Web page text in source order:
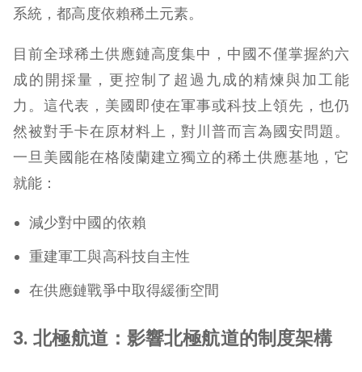
系統，都高度依賴稀土元素。
目前全球稀土供應鏈高度集中，中國不僅掌握約六
成的開採量，更控制了超過九成的精煉與加工能
力。這代表，美國即使在軍事或科技上領先，也仍
然被對手卡在原材料上，對川普而言為國安問題。
一旦美國能在格陵蘭建立獨立的稀土供應基地，它
就能：
減少對中國的依賴
重建軍工與高科技自主性
在供應鏈戰爭中取得緩衝空間
3. 北極航道：影響北極航道的制度架構